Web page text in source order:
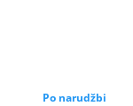
Po narudžbi